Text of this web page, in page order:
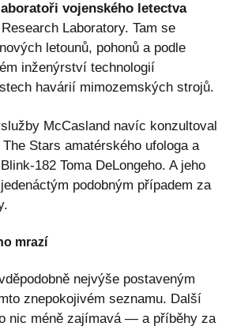
vojenského letectva
Laboratory. Tam se
letounů, pohonů a podle
inženýrství technologií
havárií mimozemských strojů.
McCasland navíc konzultoval
Stars amatérského ufologa a
182 Toma DeLongeho. A jeho
podobným případem za
mrazí
nejvýše postaveným
znepokojivém seznamu. Další
nic méně zajímavá — a příběhy za